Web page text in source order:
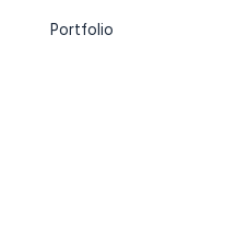
Portfolio